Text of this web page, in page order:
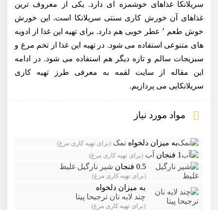
سریلانکا غذاهای خوشمزه ای دارد. یکی از معروف ترین
غذاهای آن خورش کاری سنتی سریلانکا است. این خورش
خوش طعم ٬ عطر خوبی هم دارد. برای تهیه این غذا از ادویه
های متنوعی استفاده می شود. در تهیه این غذا از تخم مرغ و
سبزیجات سالم و تازه دیگر هم استفاده می شود. در ادامه
این مقاله از سایت لقمه به معرفی طرز تهیه کاری
سریلانکایی می پردازیم.
مواد مورد نیاز
به میزان دلخواه نمک (برای تهیه کاری مرغ)
1 فنجان آب (برای تهیه کاری مرغ)
0.5 فنجان شیر نارگیل غلیظ
(برای تهیه کاری مرغ)
به میزان دلخواه
چند لایه نان ترجیحا پیتا
(برای تهیه کاری مرغ)